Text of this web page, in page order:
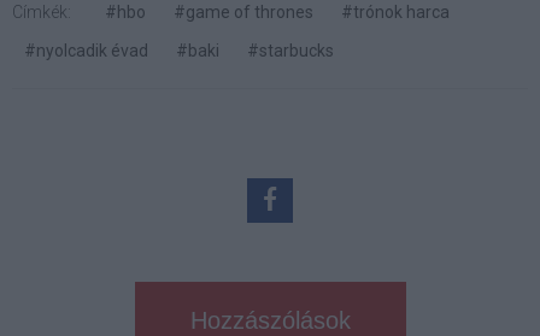
Címkék: #hbo #game of thrones
#trónok harca
#nyolcadik évad
#baki #starbucks
Hozzászólások